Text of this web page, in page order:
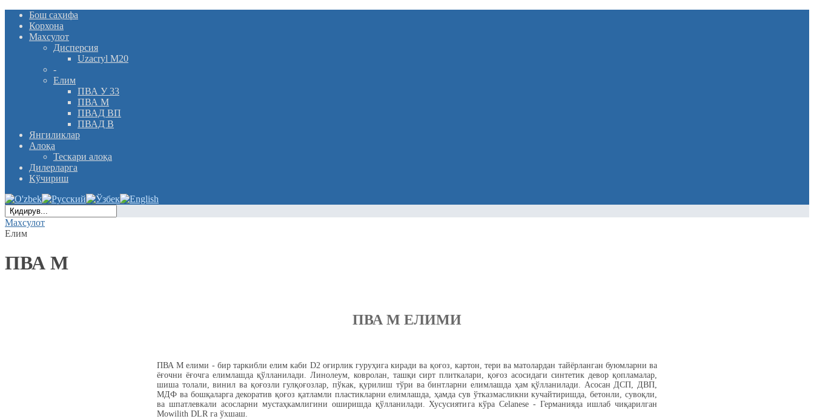
Бош саҳифа
Корхона
Махсулот
Дисперсия
Uzacryl M20
-
Елим
ПВА У 33
ПВА М
ПВАД ВП
ПВАД В
Янгиликлар
Алоқа
Тескари алоқа
Дилерларга
Кўчириш
Махсулот
Елим
ПВА М
ПВА М ЕЛИМИ
ПВА М елими - бир таркибли елим каби D2 оғирлик гуруҳига киради ва қоғоз, картон, тери ва матолардан тайёрланган буюмларни ва
ёғочни ёғочга елимлашда қўлланилади. Линолеум, ковролан, ташқи сирт плиткалари, қоғоз асосидаги синтетик девор қопламалар,
шиша толали, винил ва қоғозли гулқоғозлар, пўкак, қурилиш тўри ва бинтларни елимлашда ҳам қўлланилади. Асосан ДСП, ДВП,
МДФ ва бошқаларга декоратив қоғоз қатламли пластикларни елимлашда, ҳамда сув ўтказмасликни кучайтиришда, бетонли, сувоқли,
ва шпатлевкали асосларни мустаҳкамлигини оширишда қўлланилади. Хусусиятига кўра Celanese - Германияда ишлаб чиқарилган
Mowilith DLR га ўхшаш.